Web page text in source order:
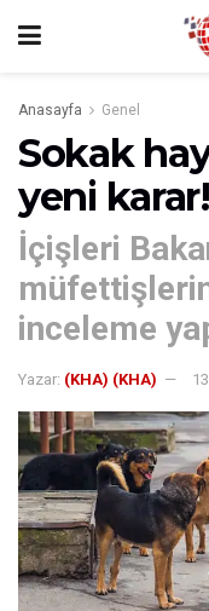
Anasayfa Genel
Sokak
yeni karar!
İçişleri
inceleme
Yazar: (KHA) (KHA)